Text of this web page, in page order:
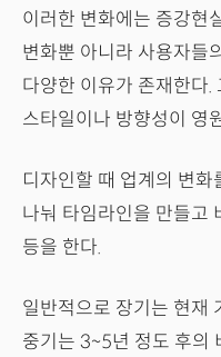
이러한 변화에는 증강현
변화뿐 아니라 사용자들
다양한 이유가 존재한다.
스타일이나 방향성이 영
디자인할 때 업계의 변화
나눠 타임라인을 만들고
등을 한다.
일반적으로 장기는 현재
중기는 3~5년 정도 후의